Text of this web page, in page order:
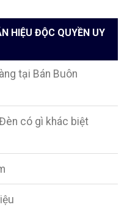
HIỆU ĐỘC QUYỀN UY
tại Bán Buôn
có gì khác biệt